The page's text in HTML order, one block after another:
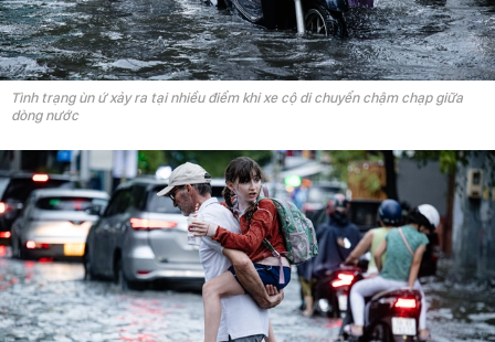
Tình trạng ùn ứ xảy ra tại nhiều điểm khi xe cộ di chuyển chậm chạp giữa
dòng nước